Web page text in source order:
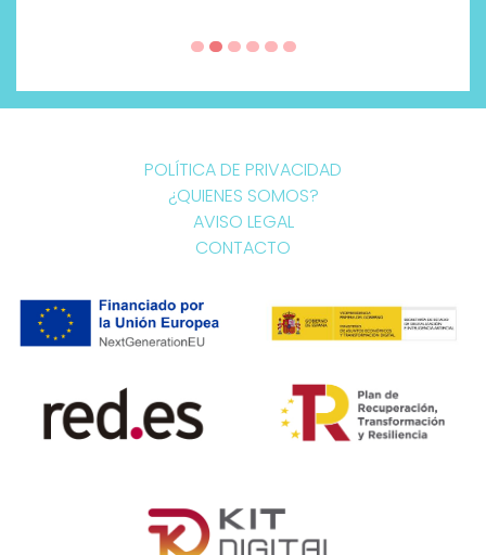
POLÍTICA DE PRIVACIDAD
¿QUIENES SOMOS?
AVISO LEGAL
CONTACTO